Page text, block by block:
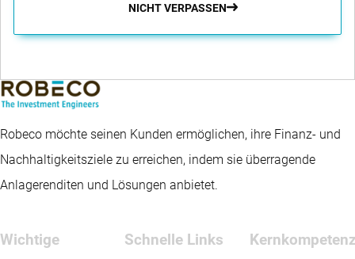
NICHT VERPASSEN
Robeco möchte seinen Kunden ermöglichen, ihre Finanz- und
Nachhaltigkeitsziele zu erreichen, indem sie überragende
Anlagerenditen und Lösungen anbietet.
Wichtige
Schnelle Links